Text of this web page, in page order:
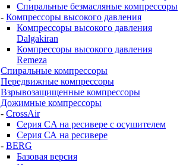
Спиральные безмасляные компрессоры
- Компрессоры высокого давления
Компрессоры высокого давления
Dalgakiran
Компрессоры высокого давления
Remeza
Спиральные компрессоры
Передвижные компрессоры
Взрывозащищенные компрессоры
Дожимные компрессоры
- CrossAir
Серия CA на ресивере с осушителем
Серия СА на ресивере
- BERG
Базовая версия